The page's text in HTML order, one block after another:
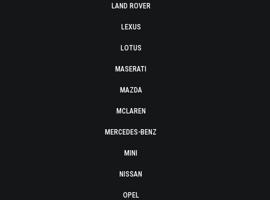
LAND ROVER
LEXUS
LOTUS
MASERATI
MAZDA
MCLAREN
MERCEDES-BENZ
MINI
NISSAN
OPEL